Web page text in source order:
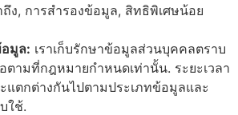
ง, การสำรองข้อมูล, สิทธิพิเศษน้อย
อมูล: เราเก็บรักษาข้อมูลส่วนบุคคลตราบ
ตามที่กฎหมายกำหนดเท่านั้น. ระยะเวลา
แตกต่างกันไปตามประเภทข้อมูลและ
ใช้.